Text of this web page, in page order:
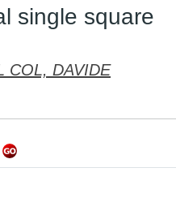
single square
COL, DAVIDE